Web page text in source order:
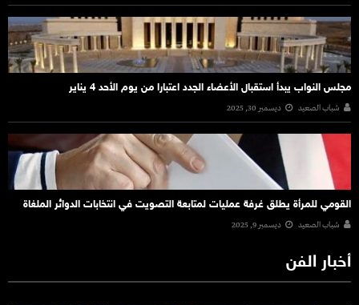
مجلس النواب يبدأ استقبال الأعضاء الجدد اعتبارا من يوم الأحد 4 يناير
شباب الصعيد ديسمبر 30, 2025
القومي للمرأة يطلق غرفة عمليات لمتابعة التصويت في انتخابات الدوائر الملغاة
شباب الصعيد ديسمبر 9, 2025
أخبار الفن